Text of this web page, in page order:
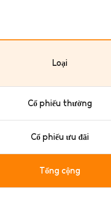
Loại
Cổ phiếu thường
Cổ phiếu ưu đãi
Tổng cộng